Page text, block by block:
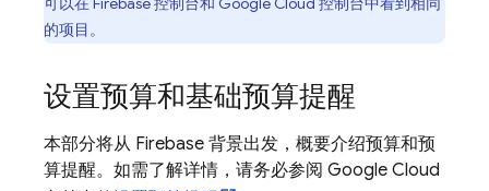
的项目。
设置预算和基础预算提醒
本部分将从 Firebase 背景出发，概要介绍预算和预
算提醒。如需了解详情，请务必参阅 Google Cloud